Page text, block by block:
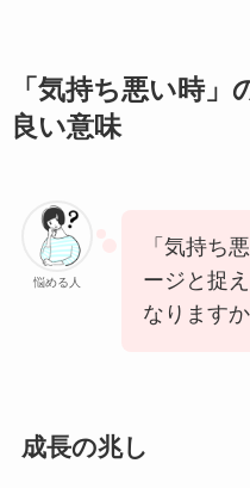
「気持ち悪い時
良い意味
悩める人
「気持ち
ージと捉
なりますか
成長の兆し